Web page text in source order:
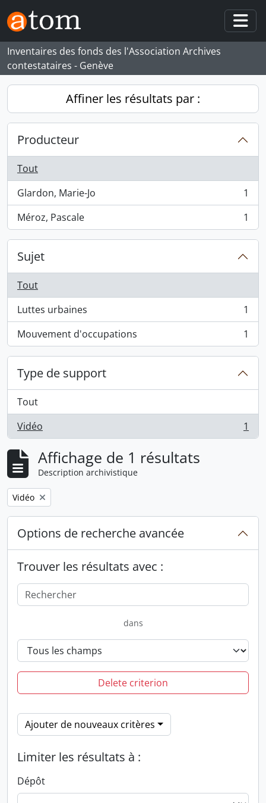
Skip to main content
Inventaires des fonds des l'Association Archives
contestataires - Genève
Affiner les résultats par :
Producteur
Tout
Glardon, Marie-Jo
, 1 résultats
1
Méroz, Pascale
, 1 résultats 1
Sujet
Tout
Luttes urbaines
, 1 résultats
1
Mouvement d'occupations
, 1 résultats 1
Type de support
Tout
Vidéo
, 1 résultats 1
Affichage de 1 résultats
Description archivistique
Remove filter:
Vidéo
Options de recherche avancée
Trouver les résultats avec :
dans
Delete criterion
Ajouter de nouveaux critères
Limiter les résultats à :
Dépôt